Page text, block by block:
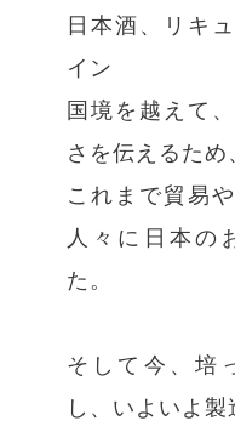
日本酒、リキ
イン
国境を越えて
さを伝えるため
これまで貿易
人々に日本の
た。
そして今、培
し、いよいよ製